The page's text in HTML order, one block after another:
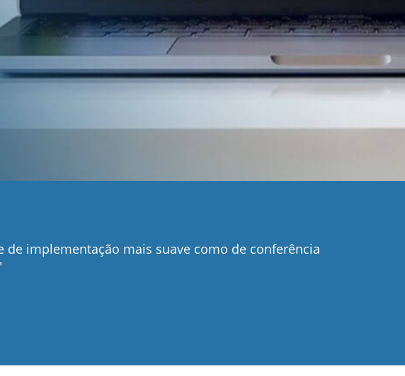
implementação mais suave como de conferência